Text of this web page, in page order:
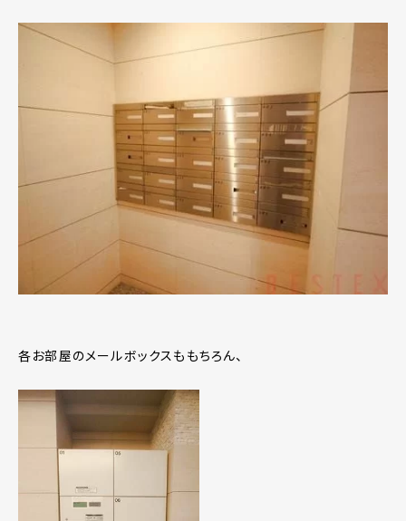
各お部屋のメールボックスももちろん、